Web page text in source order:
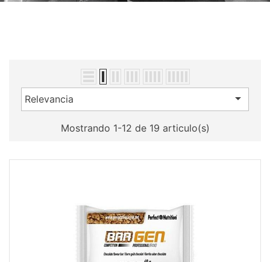
Relevancia 
Mostrando 1-12 de 19 articulo(s)